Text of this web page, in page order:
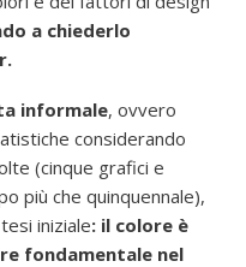
a chiederlo
informale, ovvero
considerando
(cinque grafici e
più che quinquennale),
iniziale: il colore è
fondamentale nel